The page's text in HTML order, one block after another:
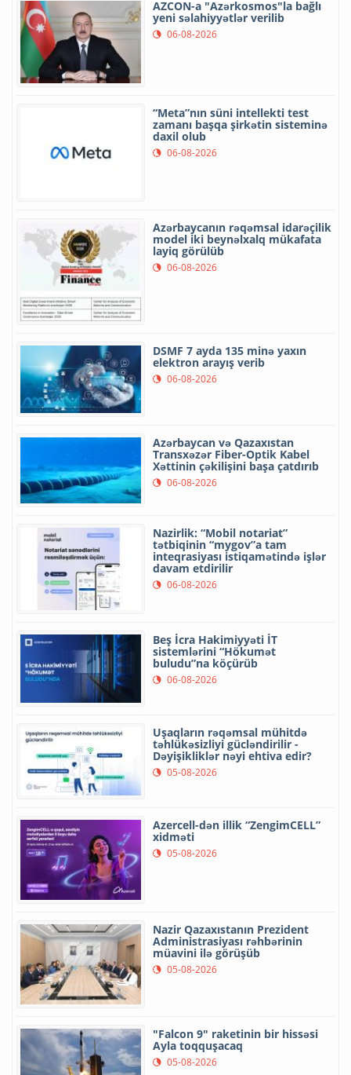
AZCON-a "Azərkosmos"la bağlı
yeni səlahiyyətlər verilib
06-08-2026
“Meta”nın süni intellekti test
zamanı başqa şirkətin sisteminə
daxil olub
06-08-2026
Azərbaycanın rəqəmsal idarəçilik
model iki beynəlxalq mükafata
layiq görülüb
06-08-2026
DSMF 7 ayda 135 minə yaxın
elektron arayış verib
06-08-2026
Azərbaycan və Qazaxıstan
Transxəzər Fiber-Optik Kabel
Xəttinin çəkilişini başa çatdırıb
06-08-2026
Nazirlik: “Mobil notariat”
tətbiqinin “mygov”a tam
inteqrasiyası istiqamətində işlər
davam etdirilir
06-08-2026
Beş İcra Hakimiyyəti İT
sistemlərini “Hökumət
buludu”na köçürüb
06-08-2026
Uşaqların rəqəmsal mühitdə
təhlükəsizliyi gücləndirilir -
Dəyişikliklər nəyi ehtiva edir?
05-08-2026
Azercell-dən illik “ZengimCELL”
xidməti
05-08-2026
Nazir Qazaxıstanın Prezident
Administrasiyası rəhbərinin
müavini ilə görüşüb
05-08-2026
"Falcon 9" raketinin bir hissəsi
Ayla toqquşacaq
05-08-2026